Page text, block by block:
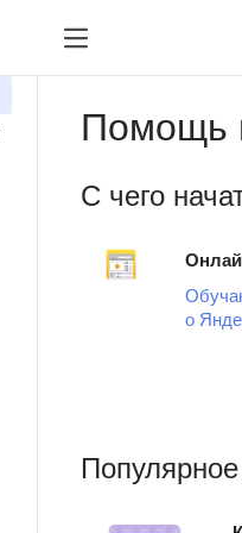
Помощь
С чего
о
Популярное